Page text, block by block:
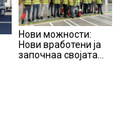
Нови можности:
Нови вработени ја
започнаа својата